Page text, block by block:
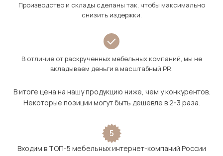
Производство и склады сделаны так, чтобы максимально
снизить издержки.
В отличие от раскрученных мебельных компаний, мы не
вкладываем деньги в масштабный PR.
В итоге цена на нашу продукцию ниже, чем у конкурентов.
Некоторые позиции могут быть дешевле в 2-3 раза.
5
Входим в ТОП-5 мебельных интернет-компаний России